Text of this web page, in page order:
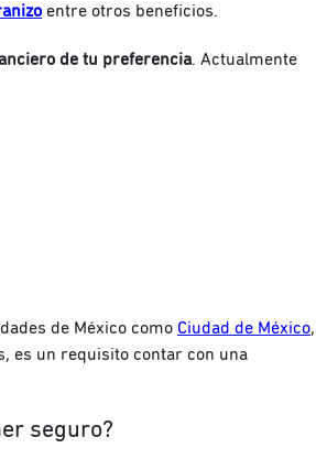
entre otros beneficios.
de tu preferencia. Actualmente
de México como Ciudad de México,
es un requisito contar con una
seguro?